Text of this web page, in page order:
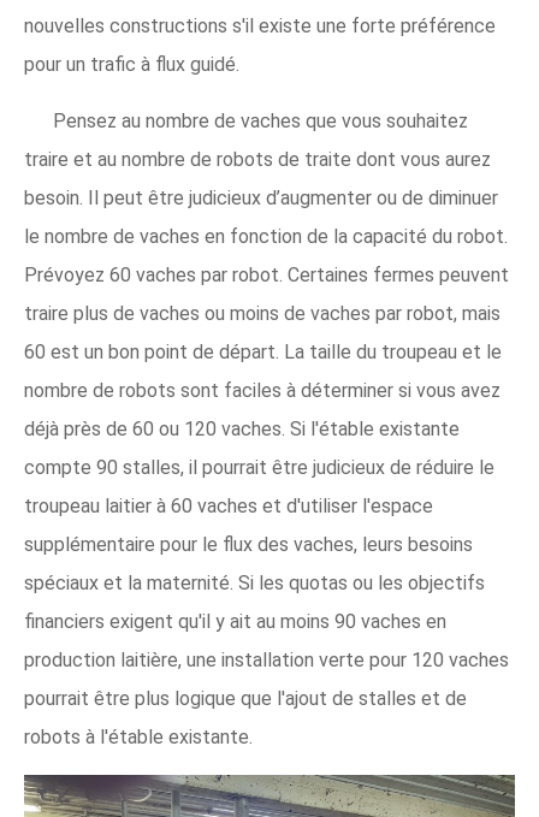
nouvelles constructions s'il existe une forte préférence
pour un trafic à flux guidé.
Pensez au nombre de vaches que vous souhaitez
traire et au nombre de robots de traite dont vous aurez
besoin. Il peut être judicieux d’augmenter ou de diminuer
le nombre de vaches en fonction de la capacité du robot.
Prévoyez 60 vaches par robot. Certaines fermes peuvent
traire plus de vaches ou moins de vaches par robot, mais
60 est un bon point de départ. La taille du troupeau et le
nombre de robots sont faciles à déterminer si vous avez
déjà près de 60 ou 120 vaches. Si l'étable existante
compte 90 stalles, il pourrait être judicieux de réduire le
troupeau laitier à 60 vaches et d'utiliser l'espace
supplémentaire pour le flux des vaches, leurs besoins
spéciaux et la maternité. Si les quotas ou les objectifs
financiers exigent qu'il y ait au moins 90 vaches en
production laitière, une installation verte pour 120 vaches
pourrait être plus logique que l'ajout de stalles et de
robots à l'étable existante.